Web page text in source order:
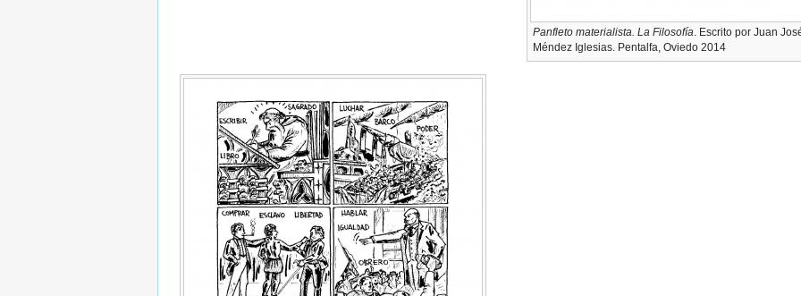
Panfleto materialista. La Filosofía. Escrito por Juan
Méndez Iglesias. Pentalfa, Oviedo 2014